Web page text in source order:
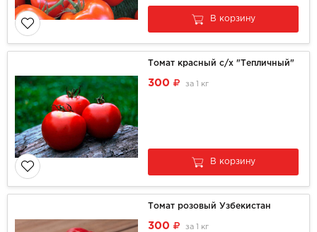
В корзину
Томат красный с/х "Тепличный"
300 за 1 кг
В корзину
Томат розовый Узбекистан
300 за 1 кг